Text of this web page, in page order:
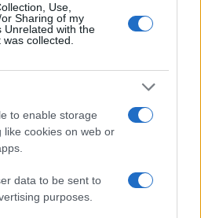
Use,
Sharing of my
Unrelated with the
collected.
to enable storage
like cookies on web or
data to be sent to
purposes.
Αυγούστου 1920: